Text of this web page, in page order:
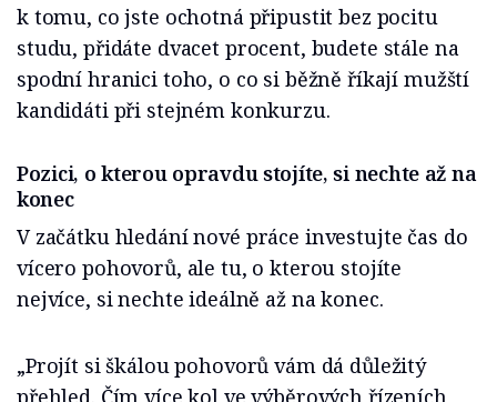
k tomu, co jste ochotná připustit bez pocitu
studu, přidáte dvacet procent, budete stále na
spodní hranici toho, o co si běžně říkají mužští
kandidáti při stejném konkurzu.
Pozici, o kterou opravdu stojíte, si nechte až na
konec
V začátku hledání nové práce investujte čas do
vícero pohovorů, ale tu, o kterou stojíte
nejvíce, si nechte ideálně až na konec.
„Projít si škálou pohovorů vám dá důležitý
přehled. Čím více kol ve výběrových řízeních